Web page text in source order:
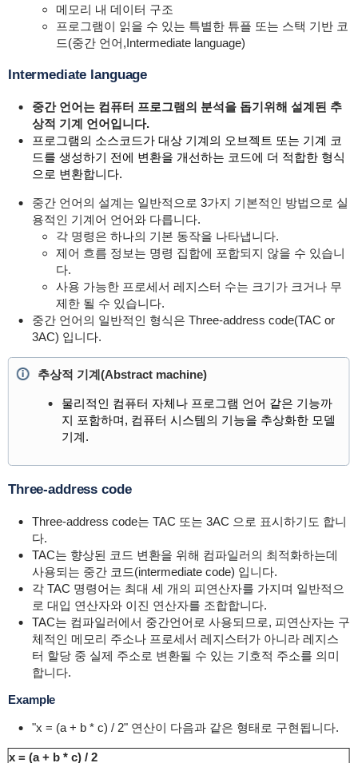
메모리 내 데이터 구조
프로그램이 읽을 수 있는 특별한 튜플 또는 스택 기반 코
드(중간 언어,Intermediate language)
Intermediate language
중간 언어는 컴퓨터 프로그램의 분석을 돕기위해 설계된 추
상적 기계 언어입니다.
프로그램의 소스코드가 대상 기계의 오브젝트 또는 기계 코
드를 생성하기 전에 변환을 개선하는 코드에 더 적합한 형식
으로 변환합니다.
중간 언어의 설계는 일반적으로 3가지 기본적인 방법으로 실
용적인 기계어 언어와 다릅니다.
각 명령은 하나의 기본 동작을 나타냅니다.
제어 흐름 정보는 명령 집합에 포합되지 않을 수 있습니
다.
사용 가능한 프로세서 레지스터 수는 크기가 크거나 무
제한 될 수 있습니다.
중간 언어의 일반적인 형식은 Three-address code(TAC or
3AC) 입니다.
추상적 기계(Abstract machine)
물리적인 컴퓨터 자체나 프로그램 언어 같은 기능까
지 포함하며, 컴퓨터 시스템의 기능을 추상화한 모델
기계.
Three-address code
Three-address code는 TAC 또는 3AC 으로 표시하기도 합니
다.
TAC는 향상된 코드 변환을 위해 컴파일러의 최적화하는데
사용되는 중간 코드(intermediate code) 입니다.
각 TAC 명령어는 최대 세 개의 피연산자를 가지며 일반적으
로 대입 연산자와 이진 연산자를 조합합니다.
TAC는 컴파일러에서 중간언어로 사용되므로, 피연산자는 구
체적인 메모리 주소나 프로세서 레지스터가 아니라 레지스
터 할당 중 실제 주소로 변환될 수 있는 기호적 주소를 의미
합니다.
Example
"x = (a + b * c) / 2" 연산이 다음과 같은 형태로 구현됩니다.
x = (a + b * c) / 2